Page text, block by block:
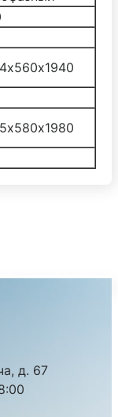
д. 67